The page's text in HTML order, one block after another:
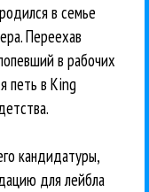
в семье
Переехав
в рабочих
петь в King
кандидатуры,
для лейбла